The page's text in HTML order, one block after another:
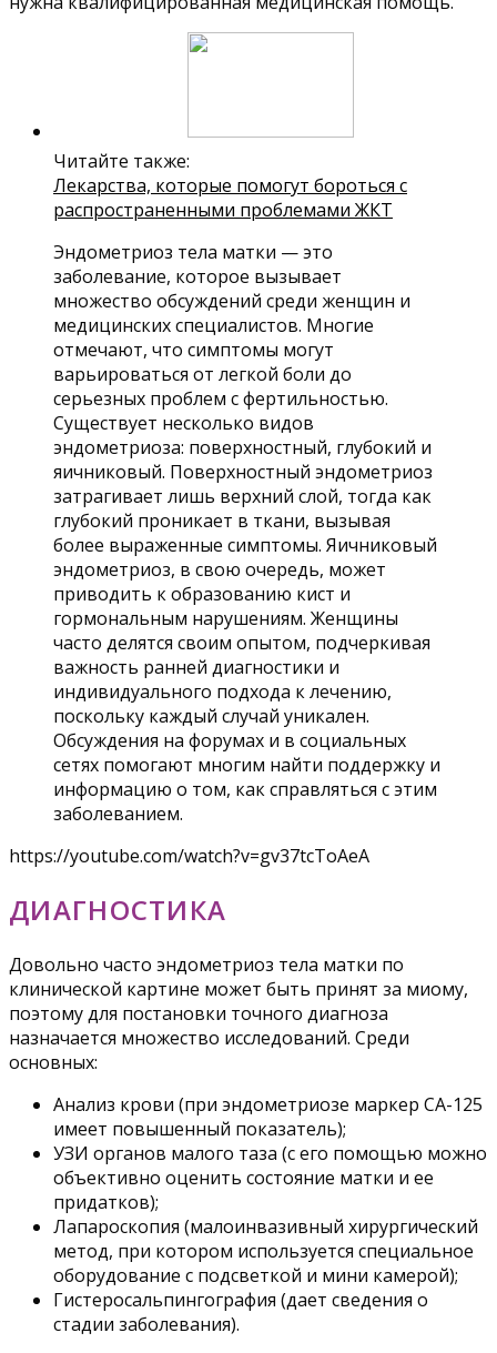
Читайте также:
Лекарства, которые помогут бороться с
распространенными проблемами ЖКТ
Эндометриоз тела матки — это
заболевание, которое вызывает
множество обсуждений среди женщин и
медицинских специалистов. Многие
отмечают, что симптомы могут
варьироваться от легкой боли до
серьезных проблем с фертильностью.
Существует несколько видов
эндометриоза: поверхностный, глубокий и
яичниковый. Поверхностный эндометриоз
затрагивает лишь верхний слой, тогда как
глубокий проникает в ткани, вызывая
более выраженные симптомы. Яичниковый
эндометриоз, в свою очередь, может
приводить к образованию кист и
гормональным нарушениям. Женщины
часто делятся своим опытом, подчеркивая
важность ранней диагностики и
индивидуального подхода к лечению,
поскольку каждый случай уникален.
Обсуждения на форумах и в социальных
сетях помогают многим найти поддержку и
информацию о том, как справляться с этим
заболеванием.
https://youtube.com/watch?v=gv37tcToAeA
ДИАГНОСТИКА
Довольно часто эндометриоз тела матки по
клинической картине может быть принят за миому,
поэтому для постановки точного диагноза
назначается множество исследований. Среди
основных:
Анализ крови (при эндометриозе маркер СА-125
имеет повышенный показатель);
УЗИ органов малого таза (с его помощью можно
объективно оценить состояние матки и ее
придатков);
Лапароскопия (малоинвазивный хирургический
метод, при котором используется специальное
оборудование с подсветкой и мини камерой);
Гистеросальпингография (дает сведения о
стадии заболевания).